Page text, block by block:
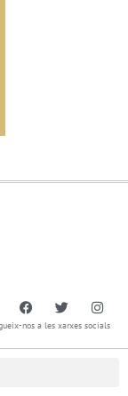
nos a les xarxes socials